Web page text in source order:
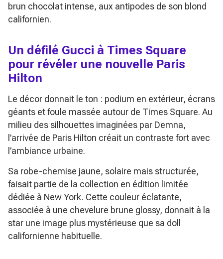
brun chocolat intense, aux antipodes de son blond
californien.
Un défilé Gucci à Times Square
pour révéler une nouvelle Paris
Hilton
Le décor donnait le ton : podium en extérieur, écrans
géants et foule massée autour de Times Square. Au
milieu des silhouettes imaginées par Demna,
l’arrivée de Paris Hilton créait un contraste fort avec
l’ambiance urbaine.
Sa robe-chemise jaune, solaire mais structurée,
faisait partie de la collection en édition limitée
dédiée à New York. Cette couleur éclatante,
associée à une chevelure brune glossy, donnait à la
star une image plus mystérieuse que sa doll
californienne habituelle.